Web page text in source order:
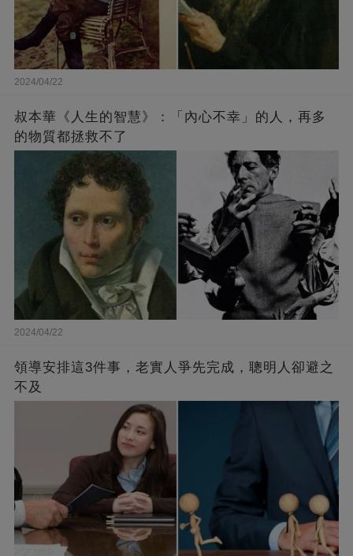
2024/04/22
叔本華《人生的智慧》：「內心不幸」的人，再多
的物質都拯救不了
2024/04/22
領導安排這3件事，老實人爭先完成，聰明人卻避之
不及